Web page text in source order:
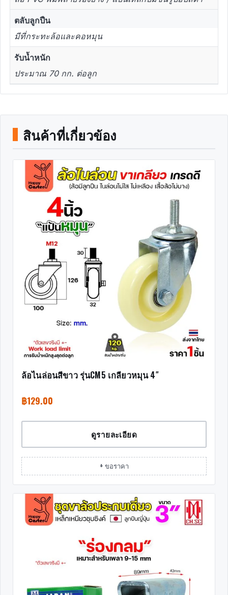
ตลับลูกปืน
มีที่กระทะล้อและคอหมุน
รับน้ำหนัก
ประมาณ 70 กก. ต่อลูก
สินค้าที่เกี่ยวข้อง
ล้อไนล่อนสีขาว รุ่นCM5 เกลียวหมุน 4″
฿129.00
ดูรายละเอียด
+ ขอราคา